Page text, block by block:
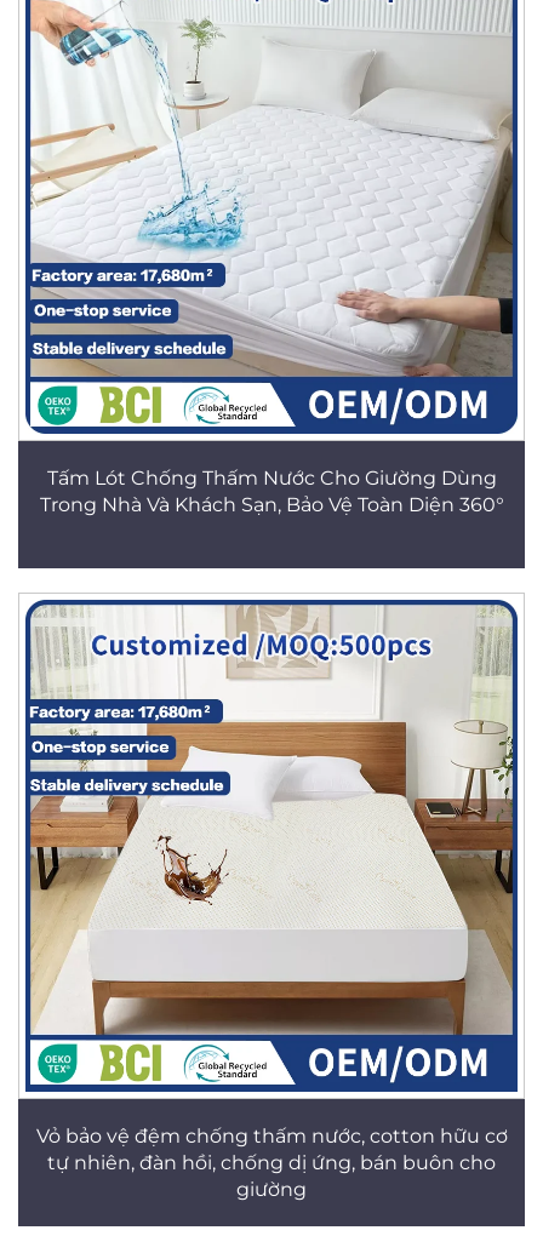
Tấm Lót Chống Thấm Nước Cho Giường Dùng
Trong Nhà Và Khách Sạn, Bảo Vệ Toàn Diện 360°
Vỏ bảo vệ đệm chống thấm nước, cotton hữu cơ
tự nhiên, đàn hồi, chống dị ứng, bán buôn cho
giường